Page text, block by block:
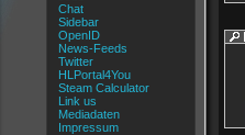
Chat
Sidebar
OpenID
News-Feeds
Twitter
HLPortal4You
Steam Calculator
Link us
Mediadaten
Impressum